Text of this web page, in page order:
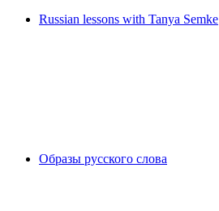
Russian lessons with Tanya Semke
Образы русского слова